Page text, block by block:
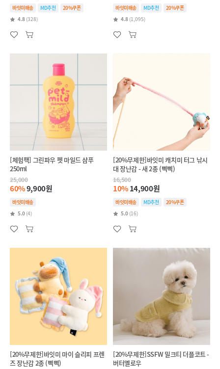
바잇미배송 MD추천
20%쿠폰
4.8 (328)
바잇미배송 MD추천
20%쿠폰
4.8 (1,095)
[체험팩] 그린파우 펫 마일드 샴푸
250ml
25,000
60%9,900원
바잇미배송
5.0 (4)
[20%무제한]바잇미 캐치미 터그 낚시
대 장난감 - 새 2종 (삑삑)
16,500
10%14,900원
바잇미배송 MD추천
20%쿠폰
5.0 (16)
[20%무제한]바잇미 마이 슬리피 프렌
즈 장난감 2종 (삑삑)
[20%무제한]SSFW 밀크티 더플코트 -
버터옐로우